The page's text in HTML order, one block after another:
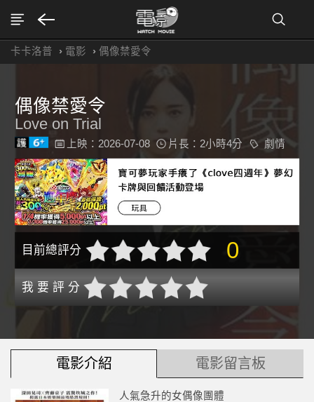
卡卡洛普 › 電影 › 偶像禁愛令
偶像禁愛令
Love on Trial
上映：2026-07-08 片長：2小時4分 劇情
目前總評分 0
我 要 評 分
電影介紹 電影留言板
人氣急升的女偶像團體